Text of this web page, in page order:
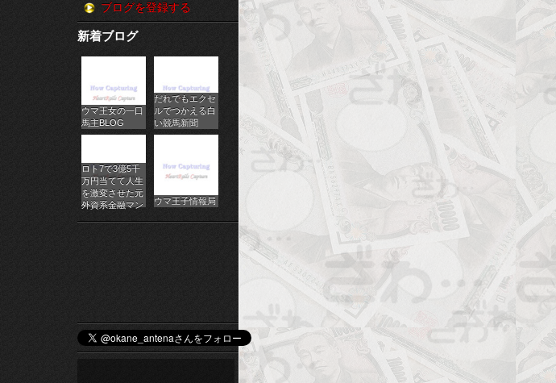
馬
パ
チ
ロ
ラ
イ
ジ
ブログを登録する
新着ブログ
ウマ王女の一口
馬主BLOG
だれでもエクセ
ルでつかえる白
い競馬新聞
ロト7で3億5千
万円当てて人生
を激変させた元
外資系金融マン
ウマ王子情報局